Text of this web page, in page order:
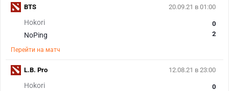
20.09.21 в 01:00
Hokori
NoPing
0
2
Перейти на матч
BTS
12.08.21 в 23:00
Hokori
0
L.B. Pro